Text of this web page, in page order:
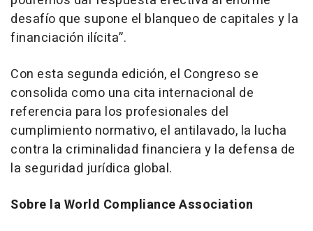
desafío que supone el blanqueo de capitales y la
financiación ilícita”.
Con esta segunda edición, el Congreso se
consolida como una cita internacional de
referencia para los profesionales del
cumplimiento normativo, el antilavado, la lucha
contra la criminalidad financiera y la defensa de
la seguridad jurídica global.
Sobre la World Compliance Association